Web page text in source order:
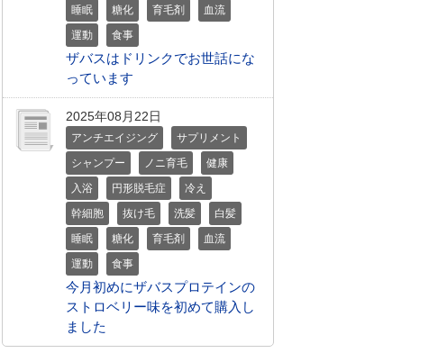
睡眠
糖化 育毛剤
血流
運動
食事
ザバスはドリンクでお世話にな
っています
2025年08月22日
アンチエイジング
サプリメント
シャンプー
ノニ育毛
健康
入浴
円形脱毛症
冷え
幹細胞
抜け毛 洗髪
白髪
睡眠
糖化 育毛剤
血流
運動
食事
今月初めにザバスプロテインの
ストロベリー味を初めて購入し
ました